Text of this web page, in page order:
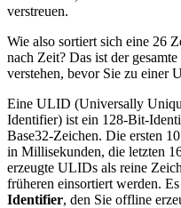
verstreuen.
Wie also sortiert sich eine 26
nach Zeit? Das ist der
verstehen, bevor Sie zu einer
Eine ULID (Universally
Identifier) ist ein 128-Bit-
Base32-Zeichen. Die ersten
in Millisekunden, die letzten
erzeugte ULIDs als reine
früheren einsortiert werden.
Identifier, den Sie offline